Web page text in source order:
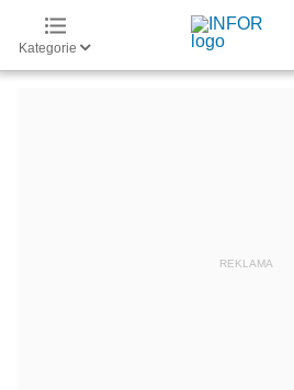
Kategorie